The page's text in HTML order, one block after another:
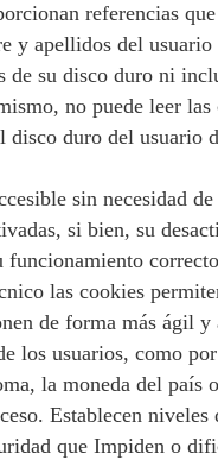
referencias
y apellidos del usuario
de su disco duro ni
no puede leer las
disco duro del usuario
sin necesidad de
si bien, su
funcionamiento
las cookies
de forma más ágil y
los usuarios, como
la moneda del país
Establecen niveles
que Impiden o